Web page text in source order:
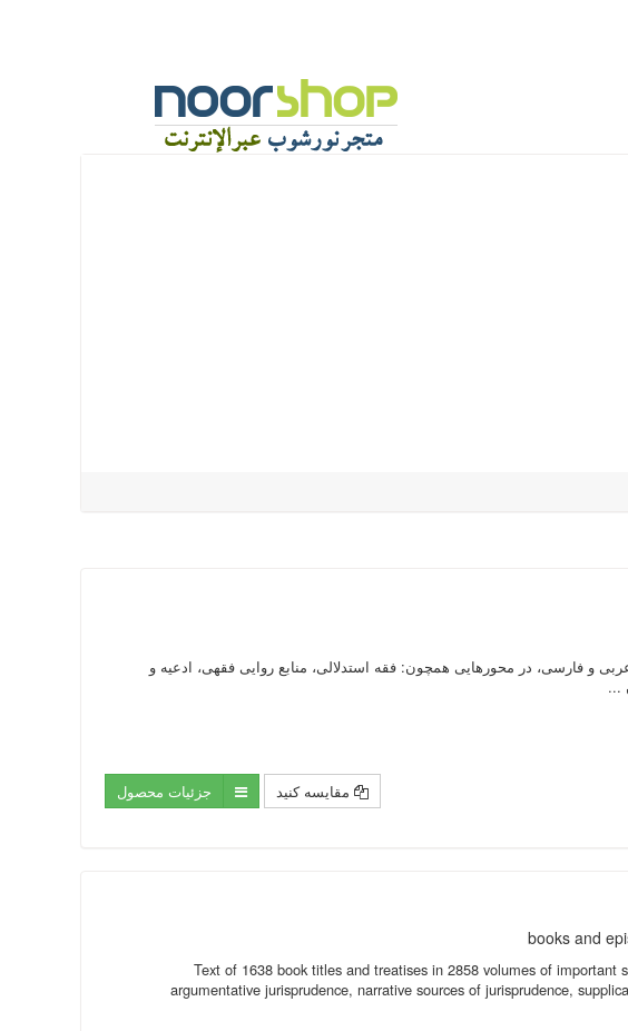
در زمينه فقه، به زبان عربی و فارسی، در محورهایی همچون: فقه استدلالی، منابع روایی فقهی، ادعیه و
...
مقایسه کنید جزئیات محصول
Text of 1638 book titles and treatises in 2858 volumes of
argumentative jurisprudence, narrative sources of jurisprudence,